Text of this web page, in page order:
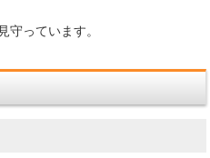
っています。